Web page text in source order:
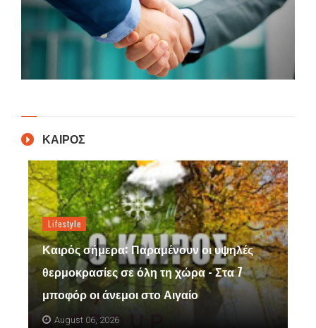
ΚΑΙΡΟΣ
Lifestyle
Καιρός σήμερα: Παραμένουν οι υψηλές
θερμοκρασίες σε όλη τη χώρα - Στα 7
μποφόρ οι άνεμοι στο Αιγαίο
August 06, 2026